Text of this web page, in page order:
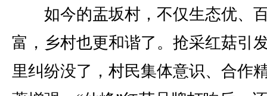
如今的盂坂村，不仅生态优、
富，乡村也更和谐了。抢采红菇引
里纠纷没了，村民集体意识、合作